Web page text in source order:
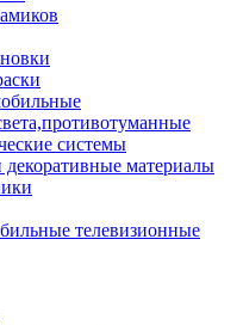
системы
материалы
телевизионные